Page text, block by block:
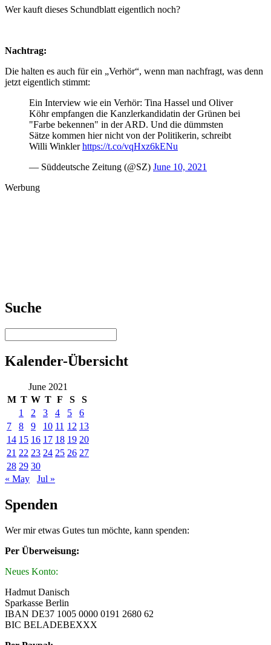
Wer kauft dieses Schundblatt eigentlich noch?
Nachtrag:
Die halten es auch für ein „Verhör“, wenn man nachfragt, was denn
jetzt eigentlich stimmt:
Ein Interview wie ein Verhör: Tina Hassel und Oliver
Köhr empfangen die Kanzlerkandidatin der Grünen bei
"Farbe bekennen" in der ARD. Und die dümmsten
Sätze kommen hier nicht von der Politikerin, schreibt
Willi Winklerhttps://t.co/vqHxz6kENu
— Süddeutsche Zeitung (@SZ) June 10, 2021
Werbung
Suche
Kalender-Übersicht
June 2021
M T W T F S
S
1
2 3 4 5
6
7
8 9 10 11 12 13
14 15 16 17 18 19 20
21 22 23 24 25 26 27
28 29 30
« May
Jul »
Spenden
Wer mir etwas Gutes tun möchte, kann spenden:
Per Überweisung:
Neues Konto:
Hadmut Danisch
Sparkasse Berlin
IBAN DE37 1005 0000 0191 2680 62
BIC BELADEBEXXX